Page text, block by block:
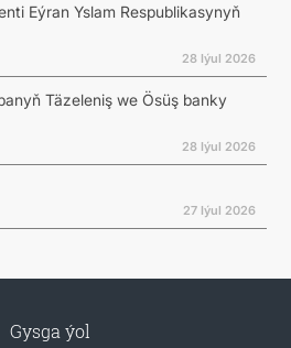
Eýran Yslam Respublikasynyň
28 Iýul 2026
Täzeleniş we Ösüş banky
28 Iýul 2026
27 Iýul 2026
Gysga ýol